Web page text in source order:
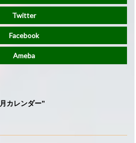
Twitter
Facebook
Ameba